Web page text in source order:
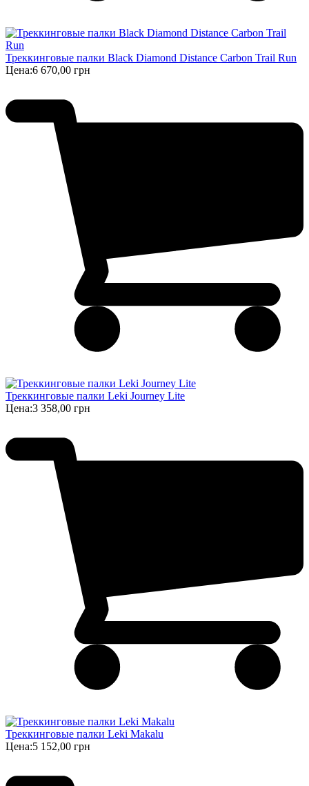
Треккинговые палки Black Diamond Distance Carbon Trail Run
Цена:6 670,00 грн
Треккинговые палки Leki Journey Lite
Цена:3 358,00 грн
Треккинговые палки Leki Makalu
Цена:5 152,00 грн